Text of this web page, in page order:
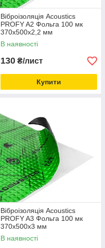
Віброізоляція Acoustics
PROFY A2 Фольга 100 мк
370x500х2,2 мм
В наявності
130 ₴/лист
Купити
Віброізоляція Acoustics
PROFY A3 Фольга 100 мк
370x500х3 мм
В наявності